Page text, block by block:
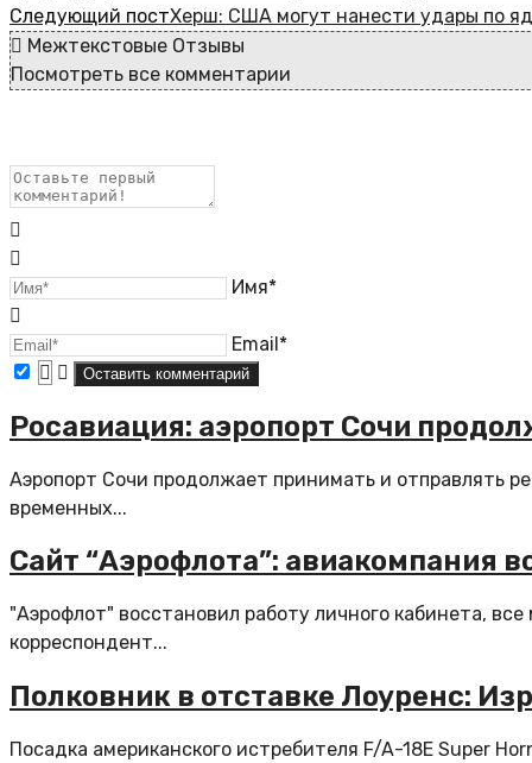
Следующий постХерш: США могут нанести удары по
Межтекстовые Отзывы
Посмотреть все комментарии
Имя*
Email*
Росавиация: аэропорт Сочи
Аэропорт Сочи продолжает принимать и отправлять
временных...
Сайт “Аэрофлота”: авиакомпания
"Аэрофлот" восстановил работу личного кабинета,
корреспондент...
Полковник в отставке Лоуренс:
Посадка американского истребителя F/A-18E Super